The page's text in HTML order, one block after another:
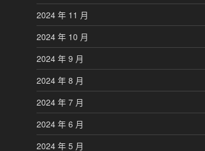
2024 年 11 月
2024 年 10 月
2024 年 9 月
2024 年 8 月
2024 年 7 月
2024 年 6 月
2024 年 5 月